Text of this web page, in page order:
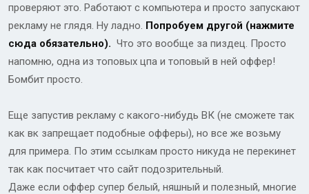
проверяют это. Работают с компьютера и просто запускают
рекламу не глядя. Ну ладно. Попробуем другой (нажмите
сюда обязательно). Что это вообще за пиздец. Просто
напомню, одна из топовых цпа и топовый в ней оффер!
Бомбит просто.
Еще запустив рекламу с какого-нибудь ВК (не сможете так
как вк запрещает подобные офферы), но все же возьму
для примера. По этим ссылкам просто никуда не перекинет
так как посчитает что сайт подозрительный.
Даже если оффер супер белый, няшный и полезный, многие